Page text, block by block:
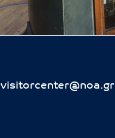
visitorcenter@noa.gr